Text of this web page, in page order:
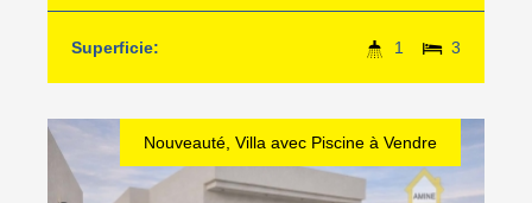
Superficie: 3
1
Nouveauté, Villa avec Piscine à Vendre